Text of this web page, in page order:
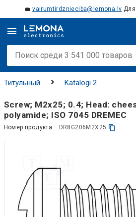
💼vairumtirdznieciba@lemona.lv Для
Титульный Katalogi 2
Screw; M2x25; 0.4; Head:
polyamide; ISO 7045 DREMEC
Номер продукта: DR8G206M2X25